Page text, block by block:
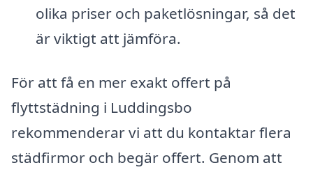
olika priser och paketlösningar, så det
är viktigt att jämföra.
För att få en mer exakt offert på
flyttstädning i Luddingsbo
rekommenderar vi att du kontaktar flera
städfirmor och begär offert. Genom att